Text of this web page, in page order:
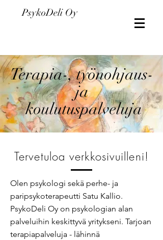
PsykoDeli Oy
Terapia-, työnohjaus-
ja
koulutuspalveluja
Tervetuloa verkkosivuilleni!
Olen psykologi sekä perhe- ja
paripsykoterapeutti Satu Kallio.
PsykoDeli Oy on psykologian alan
palveluihin keskittyvä yritykseni. Tarjoan
terapiapalveluja - lähinnä